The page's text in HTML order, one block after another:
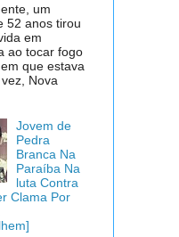
um
52 anos tirou
em
ao tocar fogo
que estava
Nova
Jovem de
Pedra
Branca Na
Paraíba Na
luta Contra
Clama Por